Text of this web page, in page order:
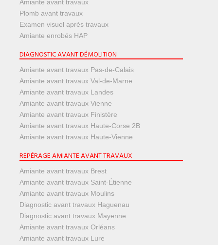
Amiante avant travaux
Plomb avant travaux
Examen visuel après travaux
Amiante enrobés HAP
DIAGNOSTIC AVANT DÉMOLITION
Amiante avant travaux Pas-de-Calais
Amiante avant travaux Val-de-Marne
Amiante avant travaux Landes
Amiante avant travaux Vienne
Amiante avant travaux Finistère
Amiante avant travaux Haute-Corse 2B
Amiante avant travaux Haute-Vienne
REPÉRAGE AMIANTE AVANT TRAVAUX
Amiante avant travaux Brest
Amiante avant travaux Saint-Étienne
Amiante avant travaux Moulins
Diagnostic avant travaux Haguenau
Diagnostic avant travaux Mayenne
Amiante avant travaux Orléans
Amiante avant travaux Lure